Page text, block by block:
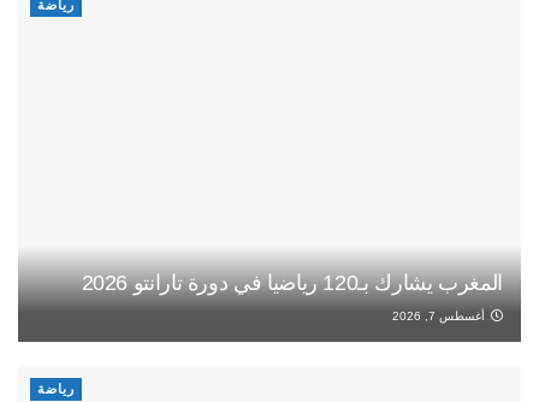
رياضة
المغرب يشارك بـ120 رياضيا في دورة تارانتو 2026
أغسطس 7, 2026
رياضة